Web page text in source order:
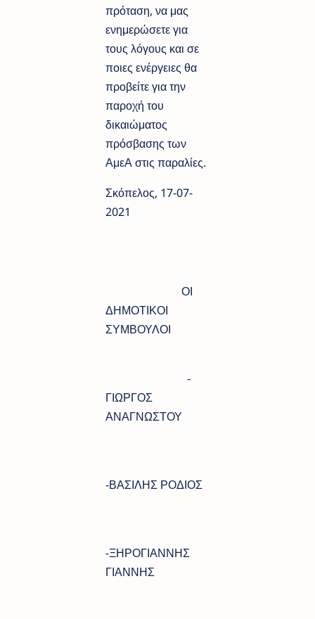
πρόταση, να μας
ενημερώσετε για
τους λόγους και σε
ποιες ενέργειες θα
προβείτε για την
παροχή του
δικαιώματος
πρόσβασης των
ΑμεΑ στις παραλίες.
Σκόπελος, 17-07-
2021
ΟΙ
ΔΗΜΟΤΙΚΟΙ
ΣΥΜΒΟΥΛΟΙ
-
ΓΙΩΡΓΟΣ
ΑΝΑΓΝΩΣΤΟΥ
-ΒΑΣΙΛΗΣ ΡΟΔΙΟΣ
-ΞΗΡΟΓΙΑΝΝΗΣ
ΓΙΑΝΝΗΣ